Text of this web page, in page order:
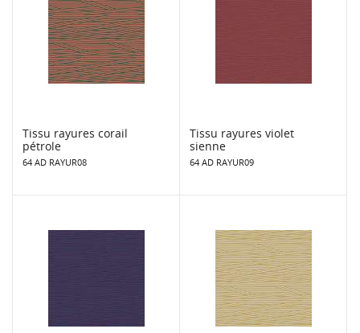
Tissu rayures corail
pétrole
64 AD RAYUR08
Tissu rayures violet
sienne
64 AD RAYUR09